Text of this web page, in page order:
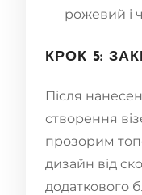
рожевий і
КРОК 5:
Після
створення
прозорим
дизайн від
додаткового